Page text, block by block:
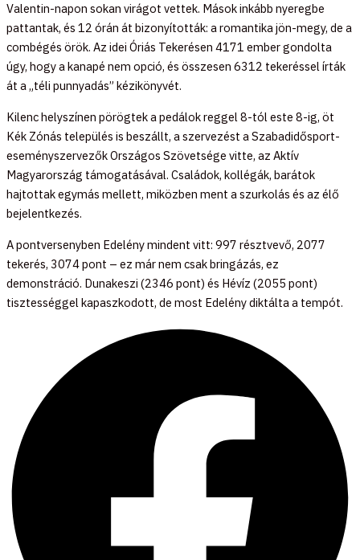
Valentin-napon sokan virágot vettek. Mások inkább nyeregbe
pattantak, és 12 órán át bizonyították: a romantika jön-megy, de a
combégés örök. Az idei Óriás Tekerésen 4171 ember gondolta
úgy, hogy a kanapé nem opció, és összesen 6312 tekeréssel írták
át a „téli punnyadás” kézikönyvét.
Kilenc helyszínen pörögtek a pedálok reggel 8-tól este 8-ig, öt
Kék Zónás település is beszállt, a szervezést a Szabadidősport-
eseményszervezők Országos Szövetsége vitte, az Aktív
Magyarország támogatásával. Családok, kollégák, barátok
hajtottak egymás mellett, miközben ment a szurkolás és az élő
bejelentkezés.
A pontversenyben Edelény mindent vitt: 997 résztvevő, 2077
tekerés, 3074 pont – ez már nem csak bringázás, ez
demonstráció. Dunakeszi (2346 pont) és Hévíz (2055 pont)
tisztességgel kapaszkodott, de most Edelény diktálta a tempót.